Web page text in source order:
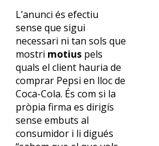
L’anunci és efectiu
sense que sigui
necessari ni tan sols que
mostri motius pels
quals el client hauria de
comprar Pepsi en lloc de
Coca-Cola. És com si la
pròpia firma es dirigís
sense embuts al
consumidor i li digués